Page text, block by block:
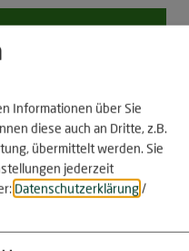
für Ihren
Informationen über Sie
diese auch an Dritte, z.B.
übermittelt werden. Sie
jederzeit
Datenschutzerklärung/